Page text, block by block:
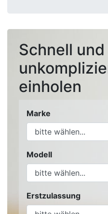
Schnell und
einholen
Marke
Modell
Erstzulassung